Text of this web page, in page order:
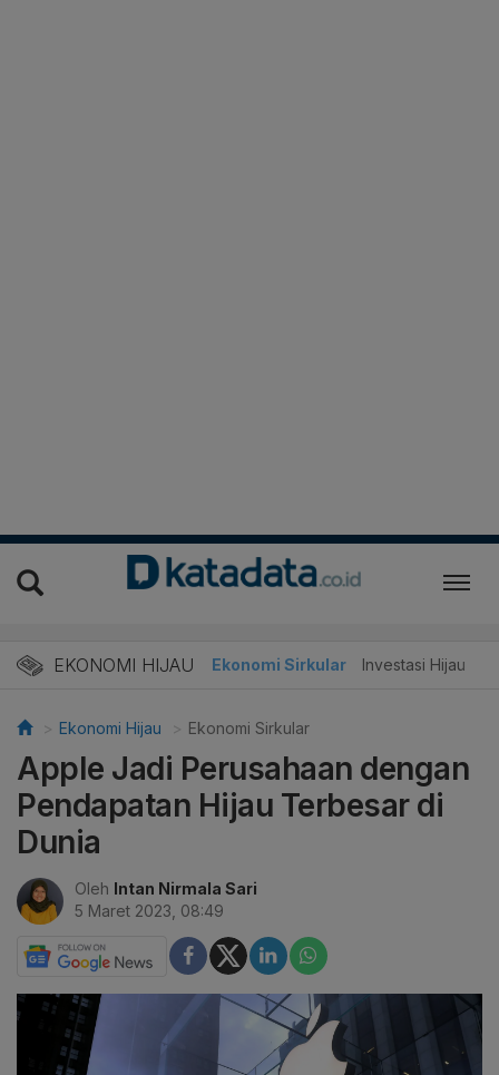
EKONOMI HIJAU
Energi Baru Ekonomi Sirkular Investasi Hijau
Ekonomi Hijau Ekonomi Sirkular
Apple Jadi Perusahaan dengan
Pendapatan Hijau Terbesar di
Dunia
Oleh Intan Nirmala Sari
5 Maret 2023, 08:49